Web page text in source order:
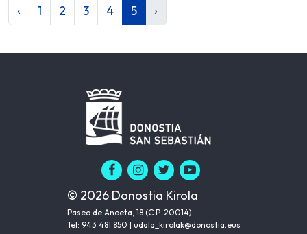
‹ 1 2 3 4 5 ›
© 2026 Donostia Kirola
Paseo de Anoeta, 18 (C.P. 20014)
Tel: 943 481 850 | udala_kirolak@donostia.eus